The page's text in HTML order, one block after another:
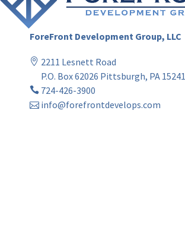
ForeFront Development Group, LLC
2211 Lesnett Road
P.O. Box 62026 Pittsburgh, PA 15241
724-426-3900
info@forefrontdevelops.com